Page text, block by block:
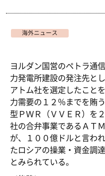
海外ニュース
ヨルダン国営のペトラ通
力発電所建設の発注先と
アトム社を選定したこと
力需要の１２％までを賄
型ＰＷＲ（ＶＶＥＲ）を
社の合弁事業であるＡＴ
が、１００億ドルと言わ
たロシアの操業・資金調
とみられている。